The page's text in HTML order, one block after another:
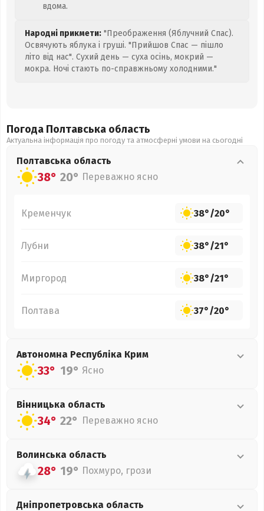
вдома.
Народні прикмети: "Преображення (Яблучний Спас).
Освячують яблука і груші. "Прийшов Спас — пішло
літо від нас". Сухий день — суха осінь, мокрий —
мокра. Ночі стають по-справжньому холодними."
Погода Полтавська область
Актуальна інформація про погоду та атмосферні умови на сьогодні
Полтавська область
38° 20° Переважно ясно
Кременчук 38°/20°
Лубни 38°/21°
Миргород 38°/21°
Полтава 37°/20°
Автономна Республіка Крим
33° 19° Ясно
Вінницька область
34° 22° Переважно ясно
Волинська область
28° 19° Похмуро, грози
Дніпропетровська область